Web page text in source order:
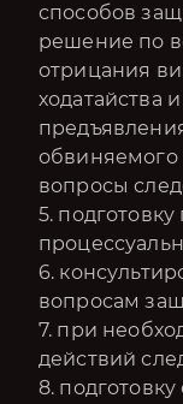
способов
решение по
отрицания
ходатайства
вопросы
5.
6.
вопросам
7. при
действий
8.